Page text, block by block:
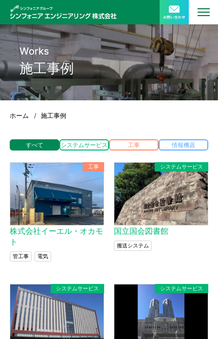
Works
施工事例
ホーム / 施工事例
すべて システムサービス 工事 情報機器
工事
株式会社イーエル・オカモ
ト
管工事 電気
システムサービス
国立国会図書館
搬送システム
システムサービス システムサービス